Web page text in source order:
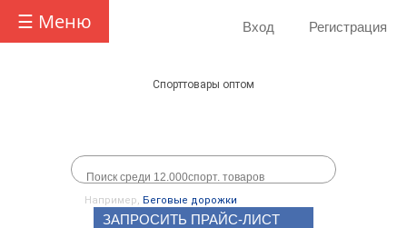
☰ Меню Вход Регистрация
Спорттовары оптом
Например, Беговые дорожки
ЗАПРОСИТЬ ПРАЙС-ЛИСТ